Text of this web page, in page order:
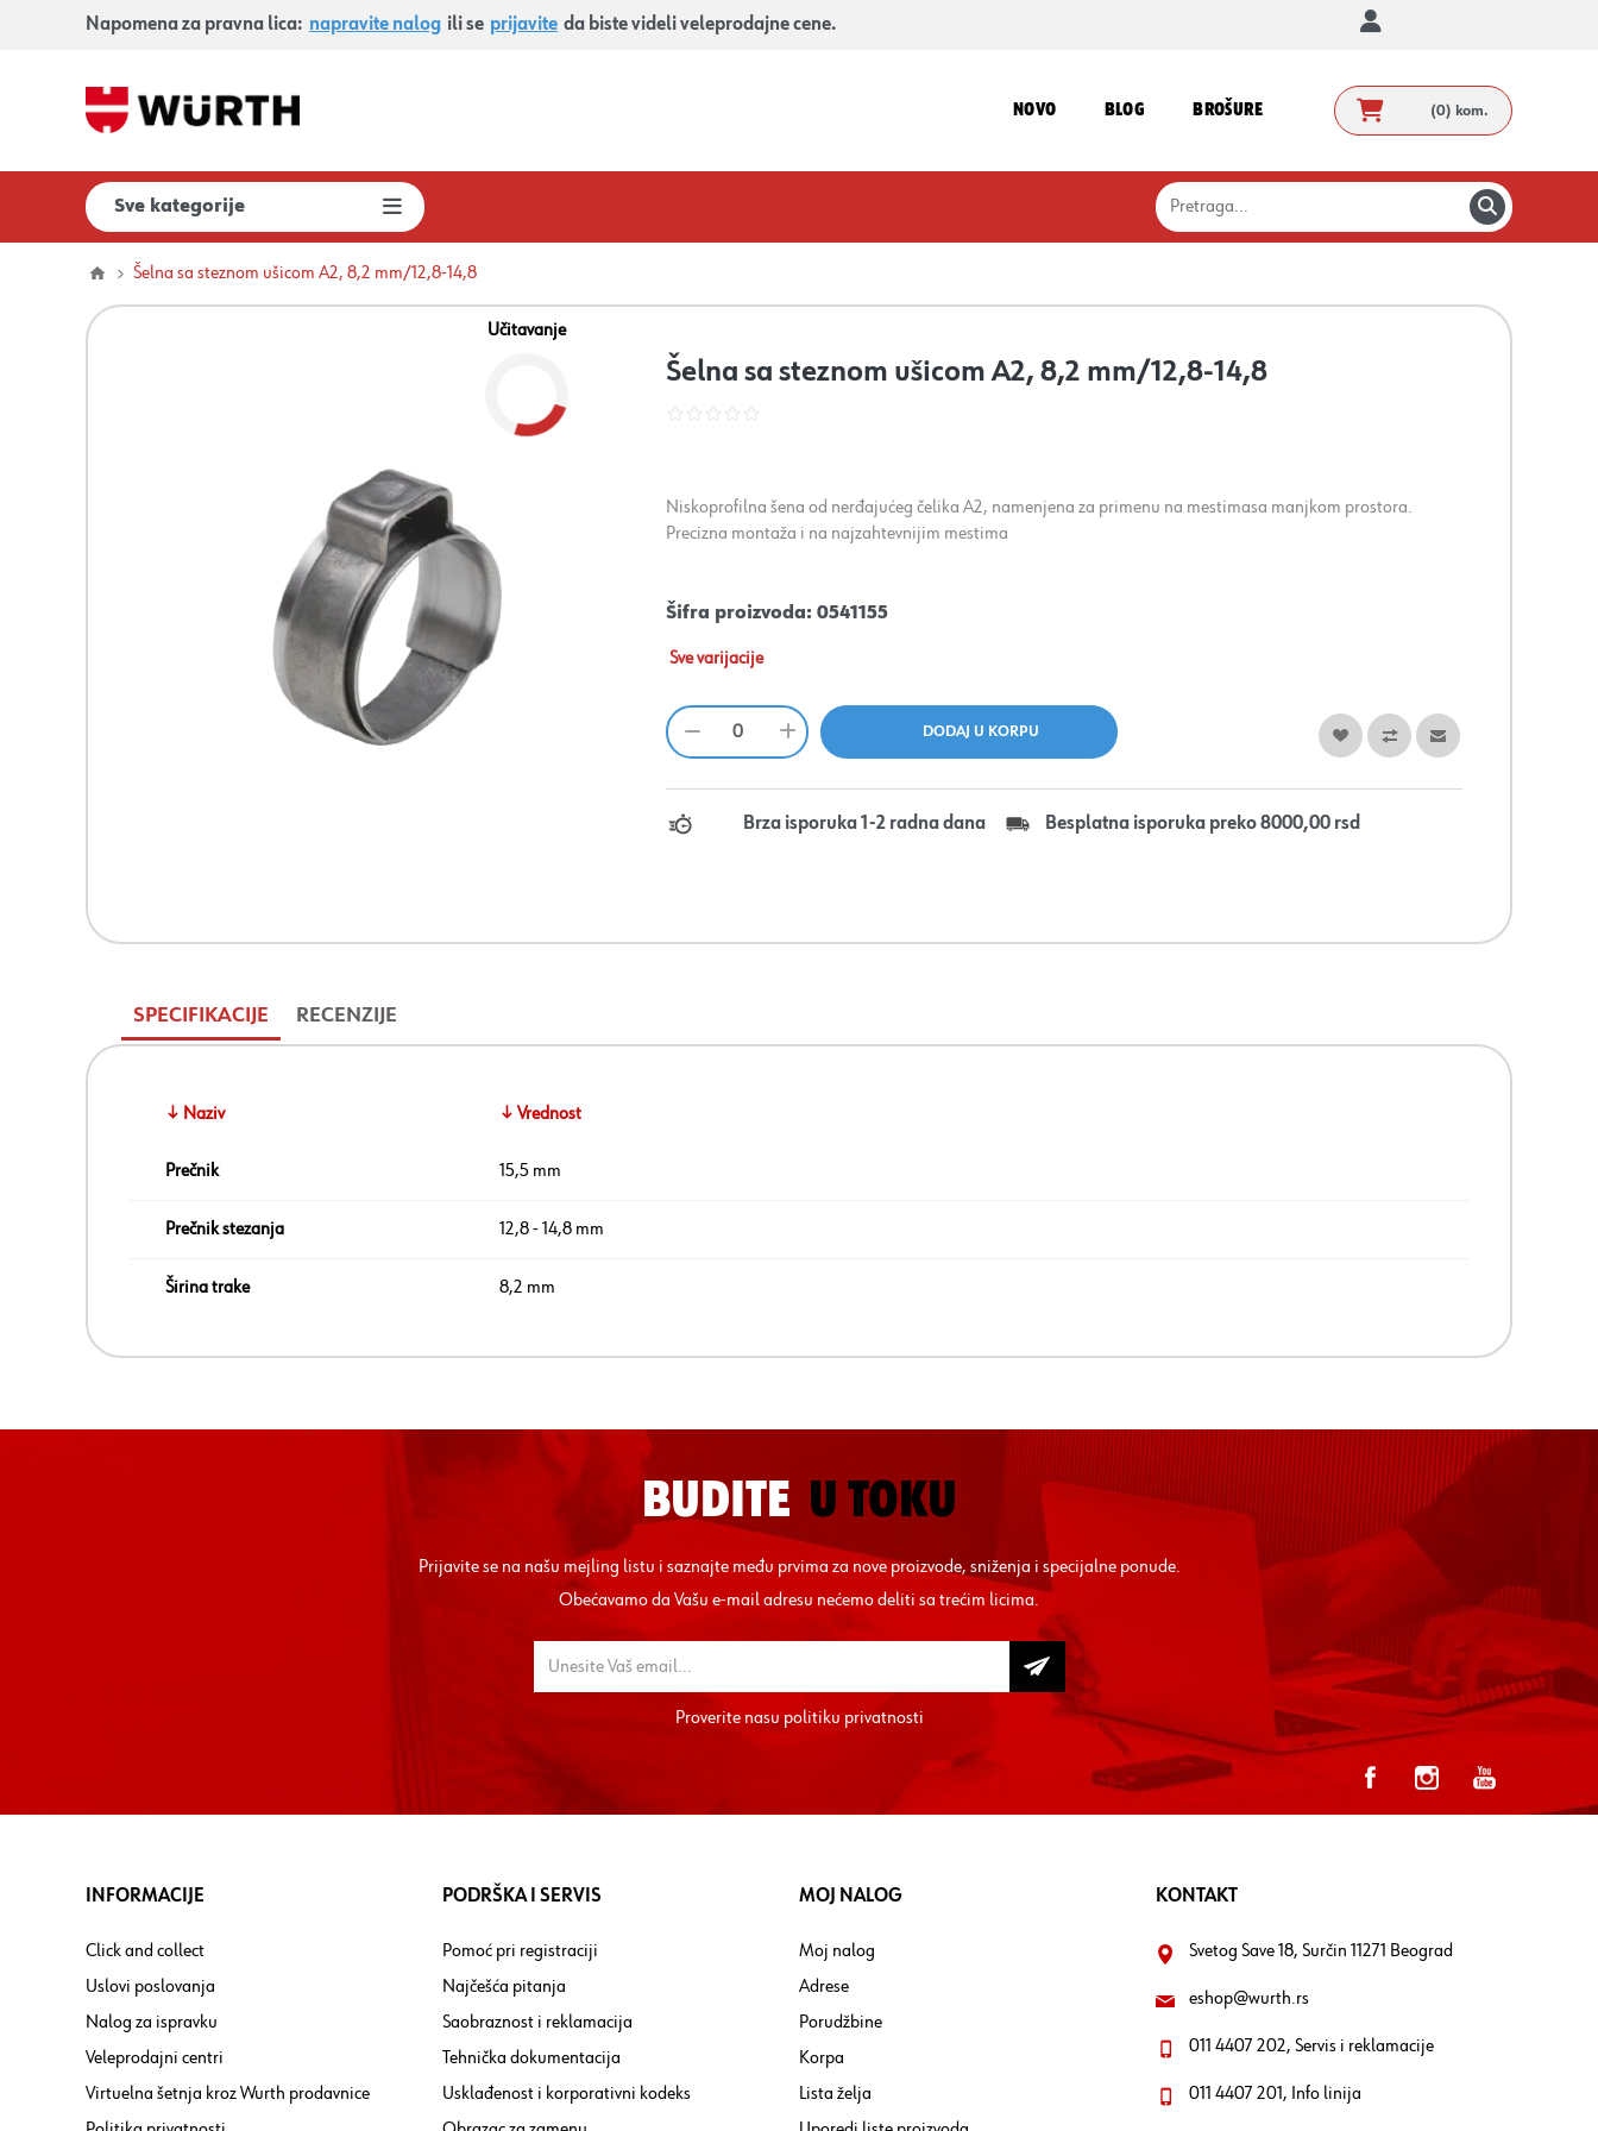
Napomena za pravna lica: napravite nalog ili se prijavite da biste videli veleprodajne cene.
NOVO BLOG BROŠURE (0) kom.
Sve kategorije
Šelna sa steznom ušicom A2, 8,2 mm/12,8-14,8
Učitavanje
Šelna sa steznom ušicom A2, 8,2 mm/12,8-14,8
Niskoprofilna šena od nerđajućeg čelika A2, namenjena za primenu na mestimasa manjkom prostora.
Precizna montaža i na najzahtevnijim mestima
Šifra proizvoda: 0541155
Sve varijacije
Brza isporuka 1-2 radna dana Besplatna isporuka preko 8000,00 rsd
SPECIFIKACIJE RECENZIJE
↓ Naziv ↓ Vrednost
Prečnik 15,5 mm
Prečnik stezanja 12,8 - 14,8 mm
Širina trake 8,2 mm
BUDITE U TOKU
Prijavite se na našu mejling listu i saznajte među prvima za nove proizvode, sniženja i specijalne ponude.
Obećavamo da Vašu e-mail adresu nećemo deliti sa trećim licima.
Proverite nasupolitiku privatnosti
INFORMACIJE
Click and collect
Uslovi poslovanja
Nalog za ispravku
Veleprodajni centri
Virtuelna šetnja kroz Wurth prodavnice
PODRŠKA I SERVIS
Pomoć pri registraciji
Najčešća pitanja
Saobraznost i reklamacija
Tehnička dokumentacija
Usklađenost i korporativni kodeks
MOJ NALOG
Moj nalog
Adrese
Porudžbine
Korpa
Lista želja
KONTAKT
Svetog Save 18, Surčin 11271 Beograd
eshop@wurth.rs
011 4407 202, Servis i reklamacije
011 4407 201, Info linija